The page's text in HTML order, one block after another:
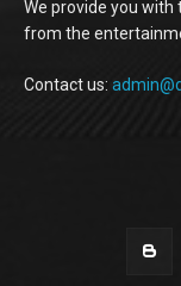
We provide you
from the
Contact us: